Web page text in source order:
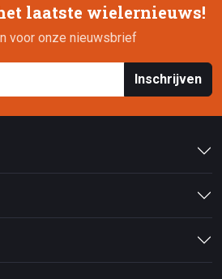
laatste wielernieuws!
voor onze nieuwsbrief
Inschrijven